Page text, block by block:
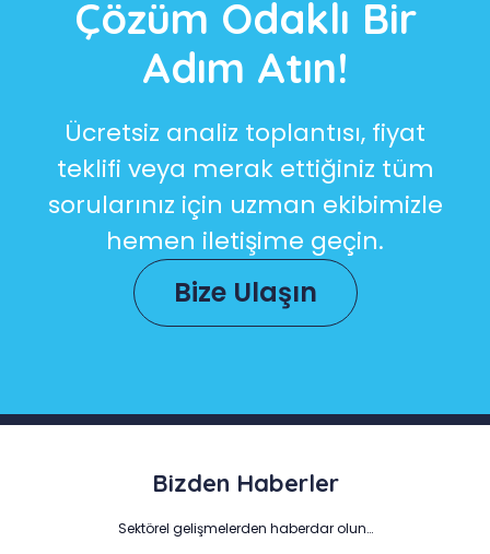
Çözüm Odaklı Bir
Adım Atın!
Ücretsiz analiz toplantısı, fiyat
teklifi veya merak ettiğiniz tüm
sorularınız için uzman ekibimizle
hemen iletişime geçin.
Bize Ulaşın
Bizden Haberler
Sektörel gelişmelerden haberdar olun…